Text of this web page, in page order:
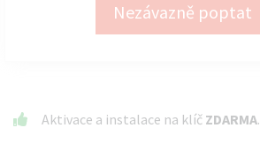
Nezávazně poptat
Aktivace a instalace na klíč ZDARMA.